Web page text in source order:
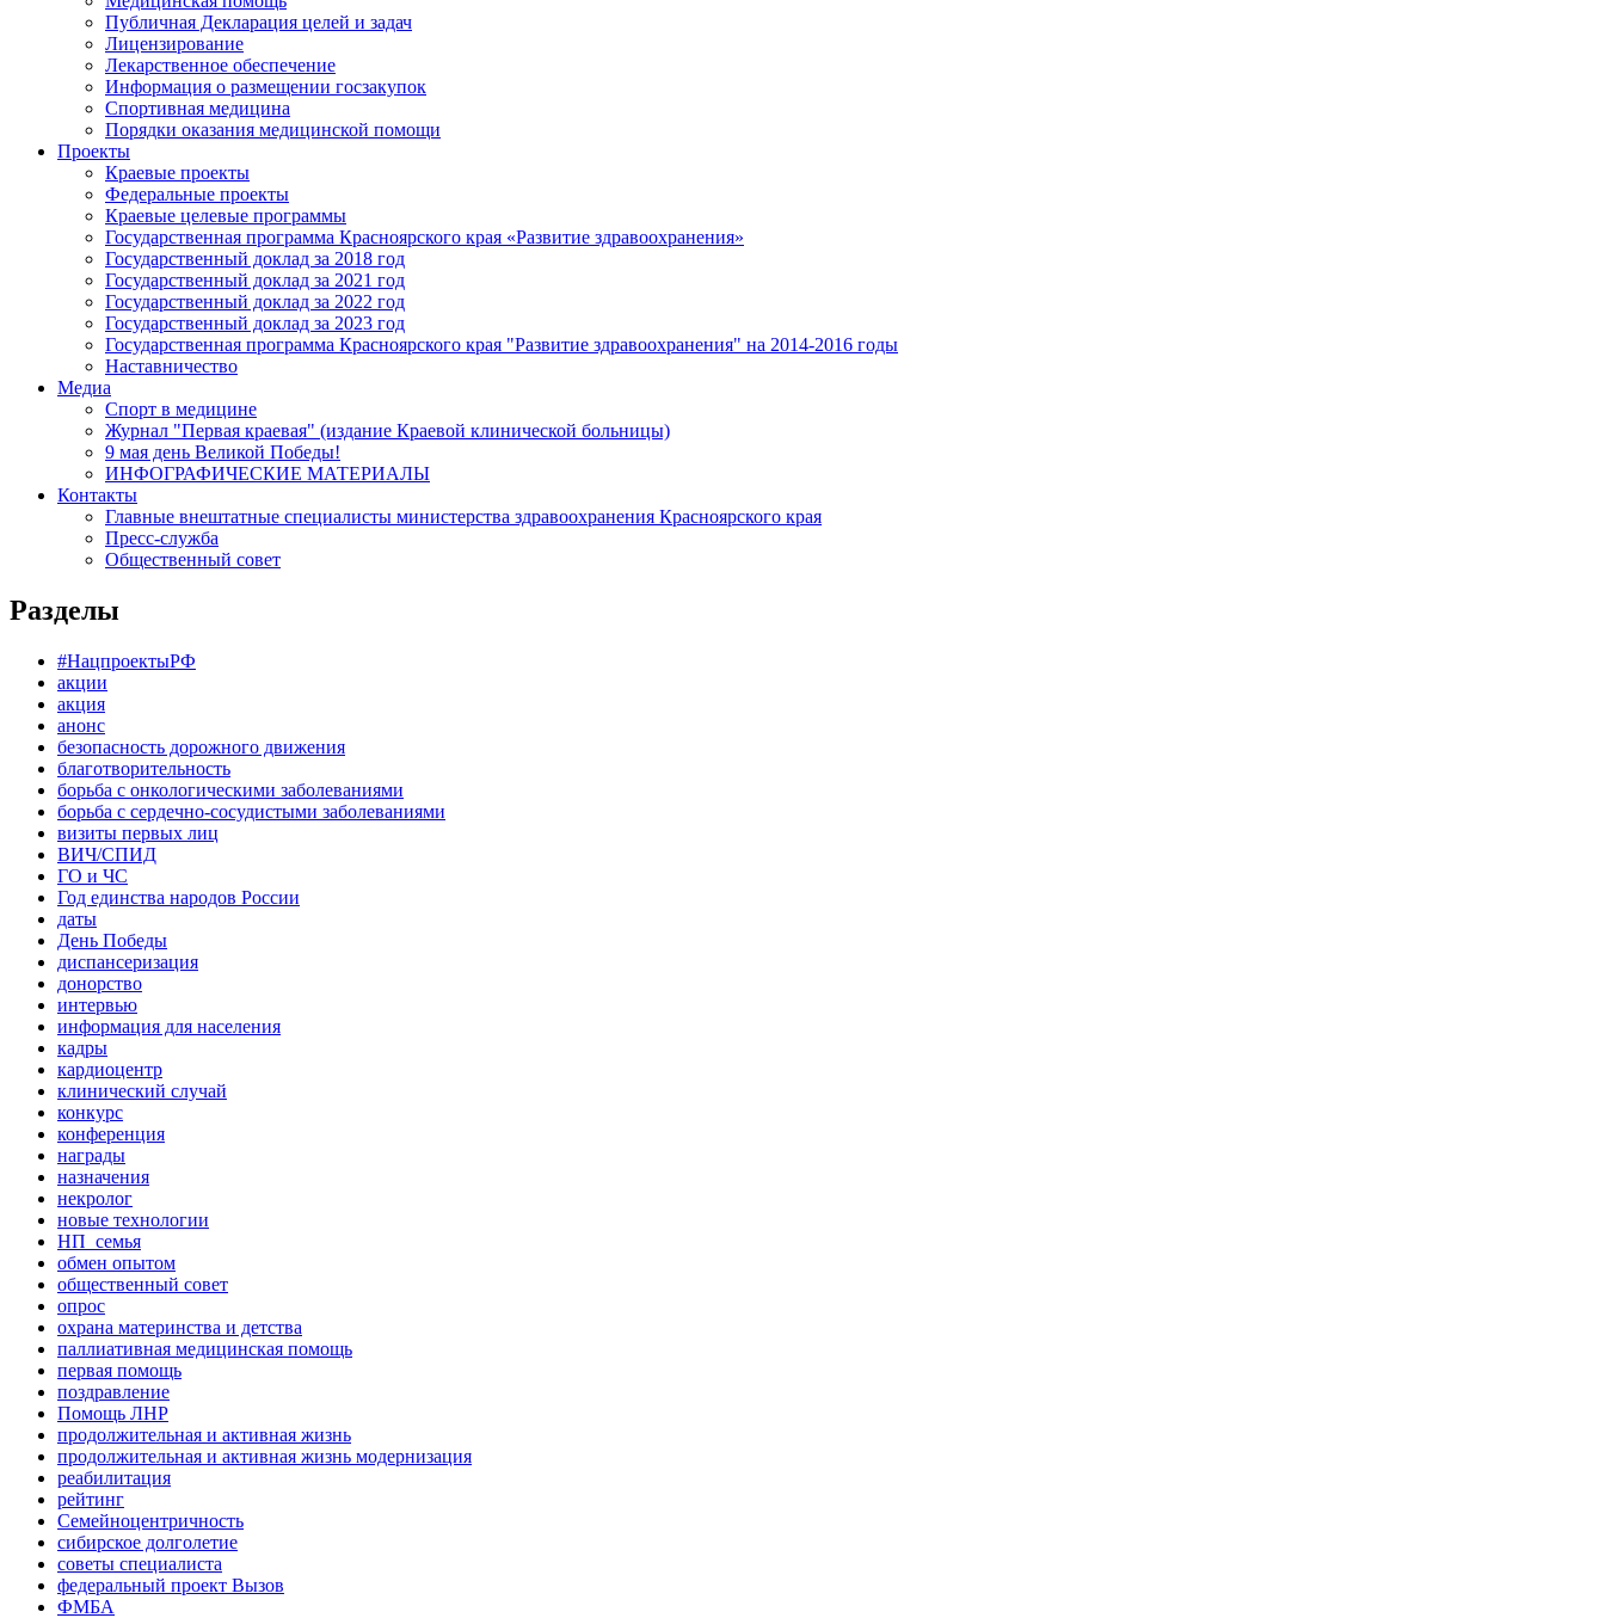
Публичная Декларация целей и задач
Лицензирование
Лекарственное обеспечение
Информация о размещении госзакупок
Спортивная медицина
Порядки оказания медицинской помощи
Проекты
Краевые проекты
Федеральные проекты
Краевые целевые программы
Государственная программа Красноярского края «Развитие здравоохранения»
Государственный доклад за 2018 год
Государственный доклад за 2021 год
Государственный доклад за 2022 год
Государственный доклад за 2023 год
Государственная программа Красноярского края "Развитие здравоохранения" на 2014-2016 годы
Наставничество
Медиа
Спорт в медицине
Журнал "Первая краевая" (издание Краевой клинической больницы)
9 мая день Великой Победы!
ИНФОГРАФИЧЕСКИЕ МАТЕРИАЛЫ
Контакты
Главные внештатные специалисты министерства здравоохранения Красноярского края
Пресс-служба
Общественный совет
Разделы
#НацпроектыРФ
акции
акция
анонс
безопасность дорожного движения
благотворительность
борьба с онкологическими заболеваниями
борьба с сердечно-сосудистыми заболеваниями
визиты первых лиц
ВИЧ/СПИД
ГО и ЧС
Год единства народов России
даты
День Победы
диспансеризация
донорство
интервью
информация для населения
кадры
кардиоцентр
клинический случай
конкурс
конференция
награды
назначения
некролог
новые технологии
НП_семья
обмен опытом
общественный совет
опрос
охрана материнства и детства
паллиативная медицинская помощь
первая помощь
поздравление
Помощь ЛНР
продолжительная и активная жизнь
продолжительная и активная жизнь модернизация
реабилитация
рейтинг
Семейноцентричность
сибирское долголетие
советы специалиста
федеральный проект Вызов
ФМБА